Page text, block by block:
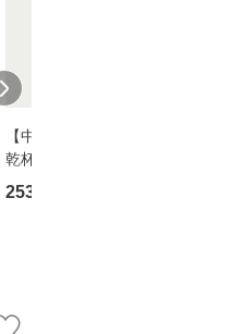
【中古】 ウインクで
乾杯 (ノン・ポシェッ
ト) / 東野圭吾 / 祥伝
253